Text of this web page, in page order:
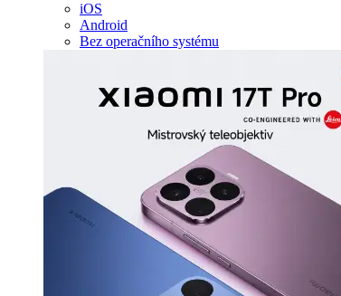
iOS
Android
Bez operačního systému